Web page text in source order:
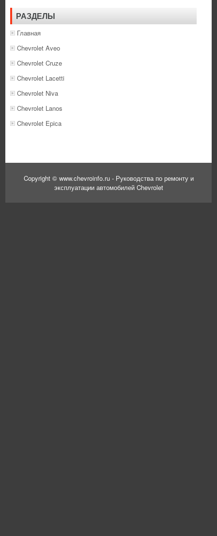
РАЗДЕЛЫ
Главная
Chevrolet Aveo
Chevrolet Cruze
Chevrolet Lacetti
Chevrolet Niva
Chevrolet Lanos
Chevrolet Epica
Copyright © www.chevroinfo.ru - Руководства по ремонту и
эксплуатации автомобилей Chevrolet